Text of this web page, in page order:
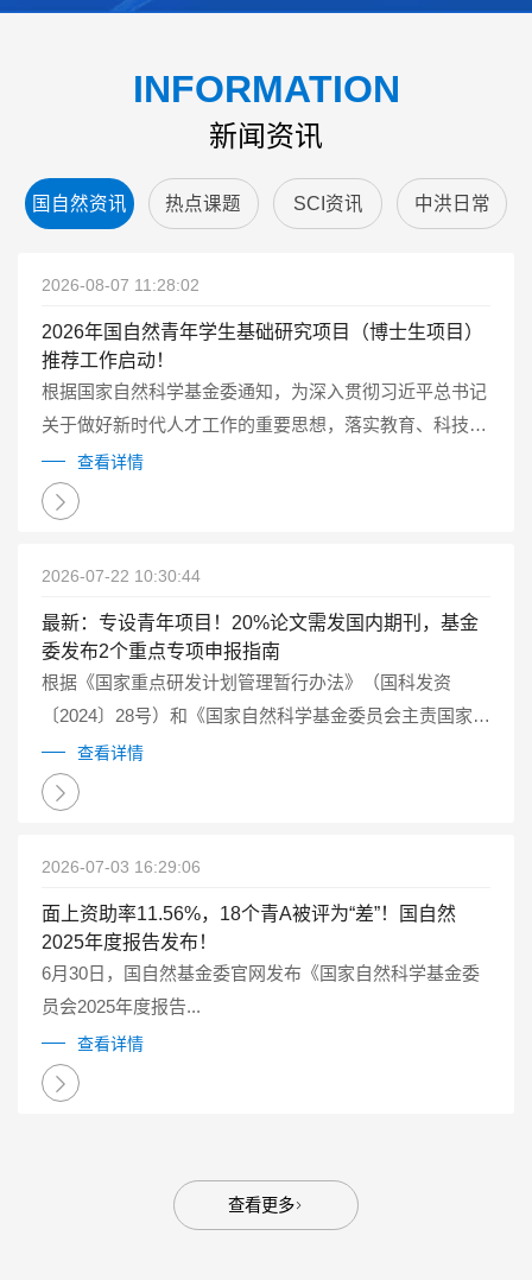
INFORMATION
新闻资讯
国自然资讯 热点课题 SCI资讯 中洪日常
2026-08-07 11:28:02
2026年国自然青年学生基础研究项目（博士生项目）
推荐工作启动！
根据国家自然科学基金委通知，为深入贯彻习近平总书记
关于做好新时代人才工作的重要思想，落实教育、科技、
人才一体化发展的要求，2026年自然科学基金委继续试点
实施国家自然科学基金青年学生基础研究项目（博士研究
生）（以下简称博士生项目）...
查看详情
2026-07-22 10:30:44
最新：专设青年项目！20%论文需发国内期刊，基金
委发布2个重点专项申报指南
根据《国家重点研发计划管理暂行办法》（国科发资
〔2024〕28号）和《国家自然科学基金委员会主责国家重
点研发计划重点专项管理实施细则（试行）》（国科金发
计〔2025〕1号）有关要求...
查看详情
2026-07-03 16:29:06
面上资助率11.56%，18个青A被评为“差”！国自然
2025年度报告发布！
6月30日，国自然基金委官网发布《国家自然科学基金委
员会2025年度报告...
查看详情
查看更多